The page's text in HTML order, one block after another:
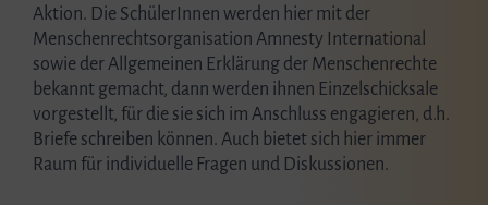
Aktion. Die SchülerInnen werden hier mit der
Menschenrechtsorganisation Amnesty International
sowie der Allgemeinen Erklärung der Menschenrechte
bekannt gemacht, dann werden ihnen Einzelschicksale
vorgestellt, für die sie sich im Anschluss engagieren, d.h.
Briefe schreiben können. Auch bietet sich hier immer
Raum für individuelle Fragen und Diskussionen.